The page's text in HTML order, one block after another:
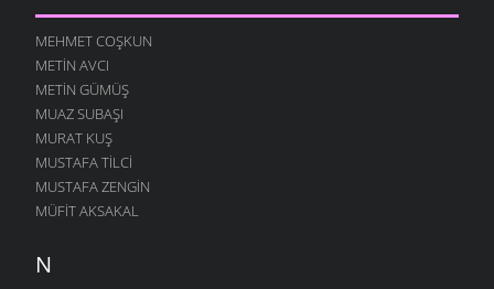
MEHMET COŞKUN
METIN AVCI
METIN GÜMÜŞ
MUAZ SUBAŞI
MURAT KUŞ
MUSTAFA TILCI
MUSTAFA ZENGIN
MÜFIT AKSAKAL
N